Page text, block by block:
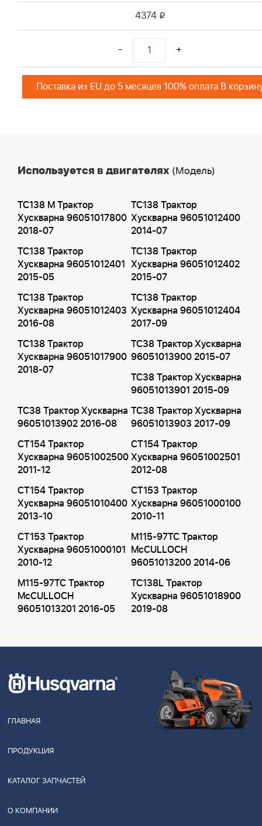
4374 i
- +
Поставка из EU до 5 месяцев 100% оплата В
Используется в двигателях (Модель)
TC138 M Трактор
Хускварна 96051017800
2018-07
TC138 Трактор
Хускварна 96051012400
2014-07
TC138 Трактор
Хускварна 96051012401
2015-05
TC138 Трактор
Хускварна 96051012402
2015-07
TC138 Трактор
Хускварна 96051012403
2016-08
TC138 Трактор
Хускварна 96051012404
2017-09
TC138 Трактор
Хускварна 96051017900
2018-07
TC38 Трактор Хускварна
96051013900 2015-07
TC38 Трактор Хускварна
96051013901 2015-09
TC38 Трактор Хускварна
96051013902 2016-08
TC38 Трактор Хускварна
96051013903 2017-09
CT154 Трактор
Хускварна 96051002500
2011-12
CT154 Трактор
Хускварна 96051002501
2012-08
CT154 Трактор
Хускварна 96051010400
2013-10
CT153 Трактор
Хускварна 96051000100
2010-11
CT153 Трактор
Хускварна 96051000101
2010-12
M115-97TC Трактор
McCULLOCH
96051013200 2014-06
M115-97TC Трактор
McCULLOCH
96051013201 2016-05
TC138L Трактор
Хускварна 96051018900
2019-08
ГЛАВНАЯ
ПРОДУКЦИЯ
КАТАЛОГ ЗАПЧАСТЕЙ
О КОМПАНИИ